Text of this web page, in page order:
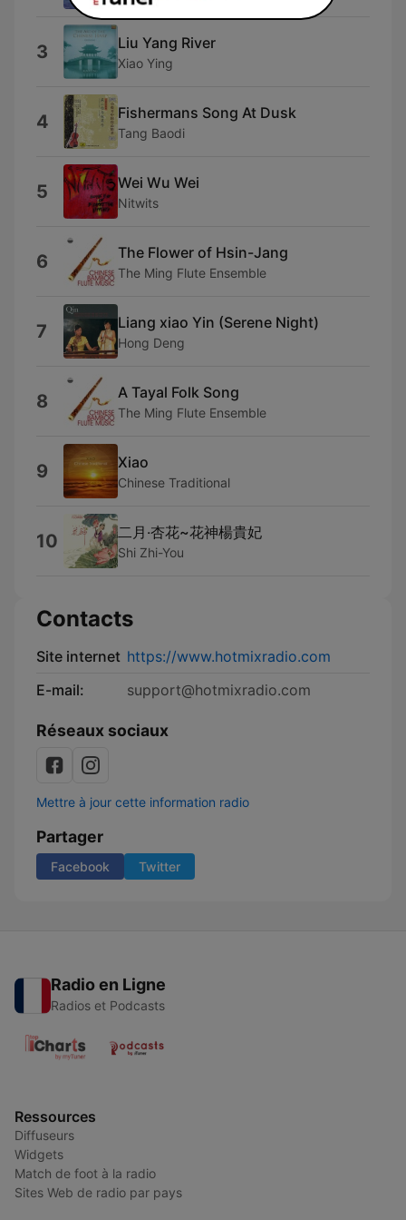
3 Liu Yang River
Xiao Ying
4 Fishermans Song At Dusk
Tang Baodi
5 Wei Wu Wei
Nitwits
6 The Flower of Hsin-Jang
The Ming Flute Ensemble
7 Liang xiao Yin (Serene Night)
Hong Deng
8 A Tayal Folk Song
The Ming Flute Ensemble
9 Xiao
Chinese Traditional
10 二月‧杏花~花神楊貴妃
Shi Zhi-You
Contacts
Site internet https://www.hotmixradio.com
E-mail:
support@hotmixradio.com
Réseaux sociaux
Mettre à jour cette information radio
Partager
Facebook Twitter
Radio en Ligne
Radios et Podcasts
Ressources
Diffuseurs
Widgets
Match de foot à la radio
Sites Web de radio par pays